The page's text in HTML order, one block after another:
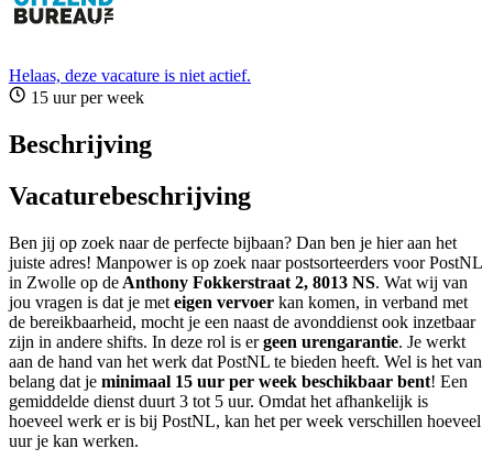
Helaas, deze vacature is niet actief.
15 uur per week
Beschrijving
Vacaturebeschrijving
Ben jij op zoek naar de perfecte bijbaan? Dan ben je hier aan het
juiste adres! Manpower is op zoek naar postsorteerders voor PostNL
in Zwolle op de Anthony Fokkerstraat 2, 8013 NS. Wat wij van
jou vragen is dat je met eigen vervoer kan komen, in verband met
de bereikbaarheid, mocht je een naast de avonddienst ook inzetbaar
zijn in andere shifts. In deze rol is ergeen urengarantie. Je werkt
aan de hand van het werk dat PostNL te bieden heeft. Wel is het van
belang dat je minimaal 15 uur per week beschikbaar bent! Een
gemiddelde dienst duurt 3 tot 5 uur. Omdat het afhankelijk is
hoeveel werk er is bij PostNL, kan het per week verschillen hoeveel
uur je kan werken.